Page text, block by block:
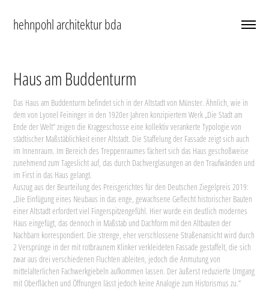
hehnpohl architektur bda
Haus am Buddenturm
Das Haus am Buddenturm befindet sich in der Altstadt von Münster. Ähnlich, wie in
dem von Lyonel Feininger in den 1920er Jahren konzipiertem Werk „Die Stadt am
Ende der Welt“ zeigen die Kraggeschosse eine kollektiv verankerte Typologie von
städtischer Maßstäblichkeit einer Altstadt. Die Staffelung der Fassade zeigt sich auch
im Innenraum. Im Bereich des Treppenraumes fächert sich das Haus geschoßweise
zunehmend zum Tageslicht auf, das durch Dachverglasungen an den Traufwänden und
im First in das Haus gelangt.
Auszug aus der Beurteilung des Preisgerichtes für den Deutschen Ziegelpreis 2019:
„Die Einfügung eines Neubaus in das enge, gewachsene Geflecht historischer Bauten
einer Altstadt erfordert viel Fingerspitzengefühl. Hier wurde ein deutlich modernes
Haus eingefügt, das dennoch in Maßstab und Dachform mit den Altbauten der
Nachbarn korrespondiert. Die strenge, eher verschlossene Straßenansicht wird durch
2 Versprünge in der mit rotbraunem Klinker verkleideten Fassade gestaffelt, die sich
zwar aus drei verschiedenen Fluchten ableiten, jedoch die Anmutung von
mittelalterlichen Fachwerkgiebeln aufkommen lassen. Der äußerst reduzierte Umgang
mit Oberflächen und Öffnungen lässt jedoch keine Analogie zum Historismus zu.“